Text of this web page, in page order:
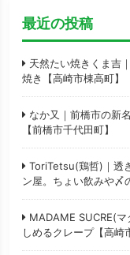
最近の投稿
天然たい焼きくま吉
焼き【高崎市棟高町】
なか又｜前橋市の新
【前橋市千代田町】
ToriTetsu(鶏哲)｜透
ン屋。ちょい飲みや〆
MADAME SUCRE(
しめるクレープ【高崎